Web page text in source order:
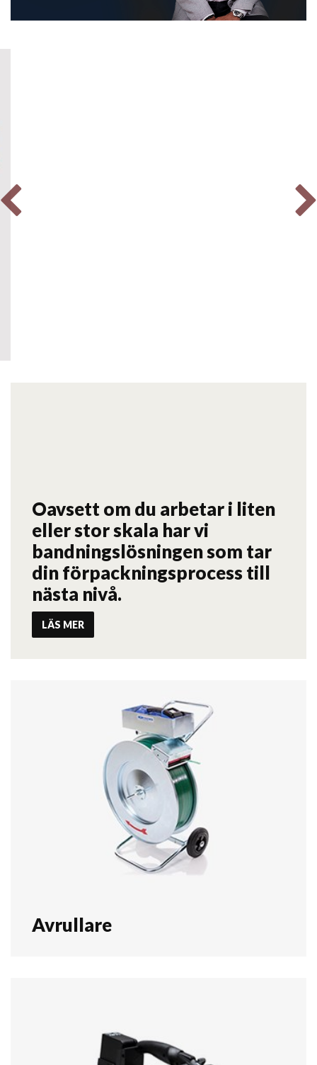
Oavsett om du arbetar i liten
eller stor skala har vi
bandningslösningen som tar
din förpackningsprocess till
nästa nivå.
LÄS MER
Avrullare